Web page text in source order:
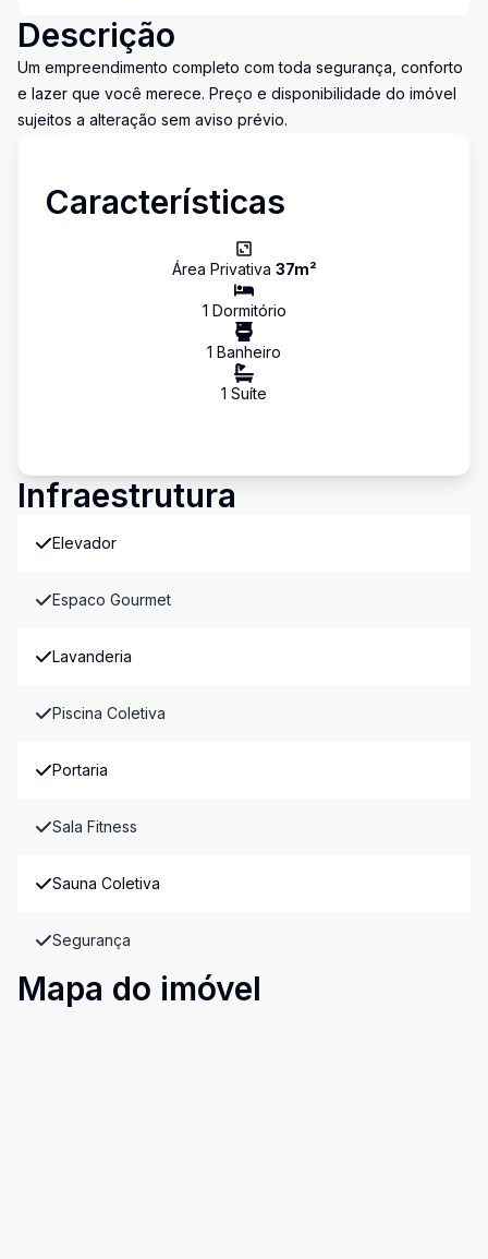
Descrição
Um empreendimento completo com toda segurança, conforto
e lazer que você merece. Preço e disponibilidade do imóvel
sujeitos a alteração sem aviso prévio.
Características
Área Privativa 37m²
1 Dormitório
1 Banheiro
1 Suíte
Infraestrutura
Elevador
Espaco Gourmet
Lavanderia
Piscina Coletiva
Portaria
Sala Fitness
Sauna Coletiva
Segurança
Mapa do imóvel